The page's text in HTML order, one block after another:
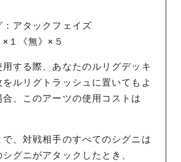
アタックフェイズ
１《無》×５
用する際、あなたのルリグデッキ
ルリグトラッシュに置いてもよ
、このアーツの使用コストは
で、対戦相手のすべてのシグニは
シグニがアタックしたとき、